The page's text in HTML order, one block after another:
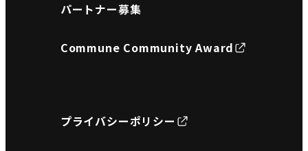
パートナー募集
Commune Community Award
プライバシーポリシー